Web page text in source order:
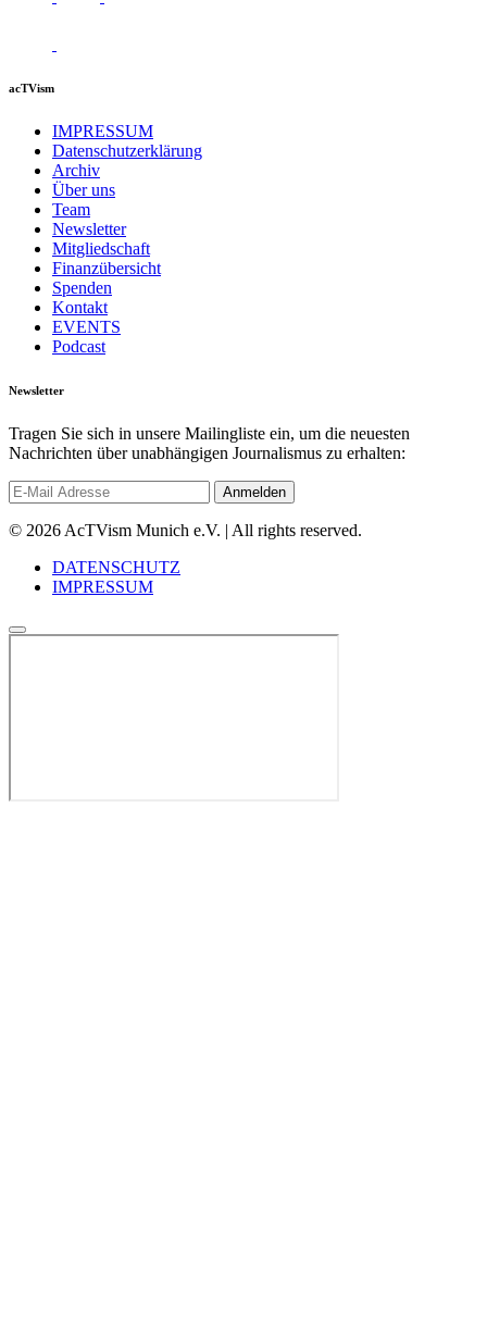
acTVism
IMPRESSUM
Datenschutzerklärung
Archiv
Über uns
Team
Newsletter
Mitgliedschaft
Finanzübersicht
Spenden
Kontakt
EVENTS
Podcast
Newsletter
Tragen Sie sich in unsere Mailingliste ein, um die neuesten
Nachrichten über unabhängigen Journalismus zu erhalten:
© 2026 AcTVism Munich e.V. | All rights reserved.
DATENSCHUTZ
IMPRESSUM